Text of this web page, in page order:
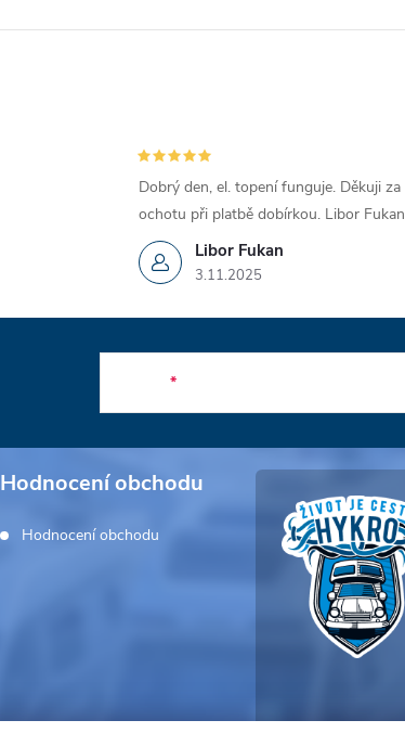
Libor Fukan
3.11.2025
Dobrý den, el. topení funguje. Děkuji za
ochotu při platbě dobírkou. Libor Fukan
Hodnocení obchodu
Hodnocení obchodu